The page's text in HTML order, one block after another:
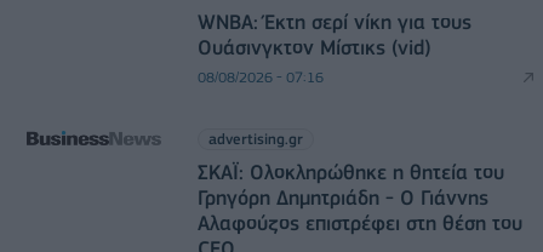
WNBA: Έκτη σερί νίκη για τους
Ουάσινγκτον Μίστικς (vid)
08/08/2026 - 07:16
advertising.gr
ΣΚΑΪ: Ολοκληρώθηκε η θητεία του
Γρηγόρη Δημητριάδη - Ο Γιάννης
Αλαφούζος επιστρέφει στη θέση του